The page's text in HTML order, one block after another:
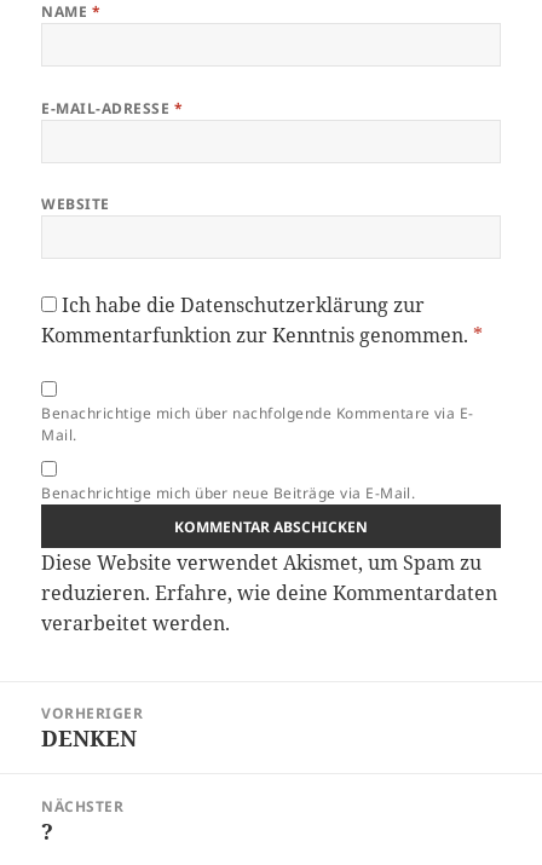
NAME *
E-MAIL-ADRESSE *
WEBSITE
Ich habe dieDatenschutzerklärungzur
Kommentarfunktion zur Kenntnis genommen. *
Benachrichtige mich über nachfolgende Kommentare via E-
Mail.
Benachrichtige mich über neue Beiträge via E-Mail.
Diese Website verwendet Akismet, um Spam zu
reduzieren.Erfahre, wie deine Kommentardaten
verarbeitet werden.
VORHERIGER
Vorheriger
DENKEN
NÄCHSTER
Nächster
?